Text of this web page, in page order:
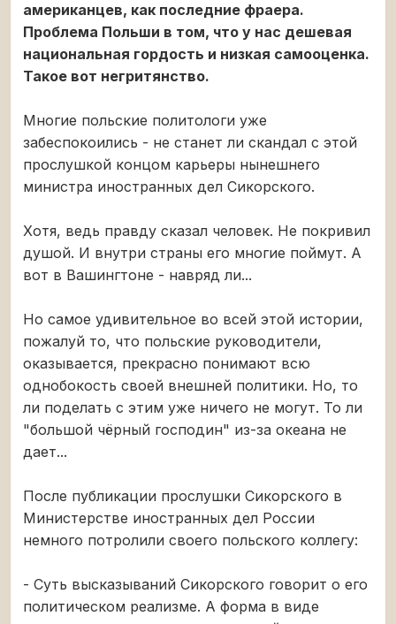
американцев, как последние фраера.
Проблема Польши в том, что у нас дешевая
национальная гордость и низкая самооценка.
Такое вот негритянство.
Многие польские политологи уже
забеспокоились - не станет ли скандал с этой
прослушкой концом карьеры нынешнего
министра иностранных дел Сикорского.
Хотя, ведь правду сказал человек. Не покривил
душой. И внутри страны его многие поймут. А
вот в Вашингтоне - навряд ли...
Но самое удивительное во всей этой истории,
пожалуй то, что польские руководители,
оказывается, прекрасно понимают всю
однобокость своей внешней политики. Но, то
ли поделать с этим уже ничего не могут. То ли
"большой чёрный господин" из-за океана не
дает...
После публикации прослушки Сикорского в
Министерстве иностранных дел России
немного потролили своего польского коллегу:
- Суть высказываний Сикорского говорит о его
политическом реализме. А форма в виде